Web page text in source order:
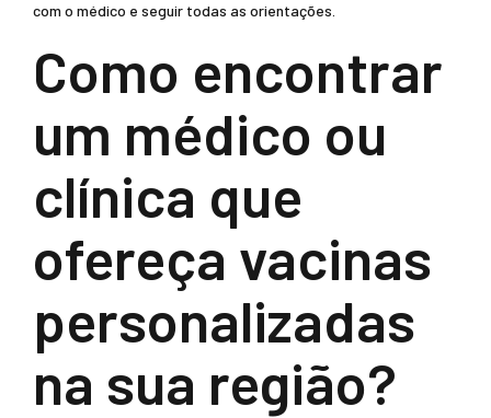
com o médico e seguir todas as orientações.
Como encontrar
um médico ou
clínica que
ofereça vacinas
personalizadas
na sua região?